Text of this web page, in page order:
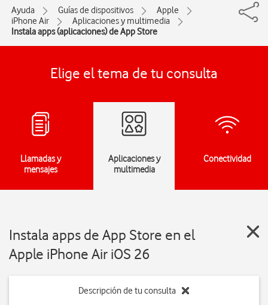
Ayuda Guías de dispositivos
Apple
iPhone Air
Aplicaciones y multimedia
Instala apps (aplicaciones) de App Store
Elige el tema de tu consulta
Llamadas y
mensajes
Aplicaciones y
multimedia
Conectividad
Instala apps de App Store en el
Apple iPhone Air iOS 26
Descripción de tu consulta